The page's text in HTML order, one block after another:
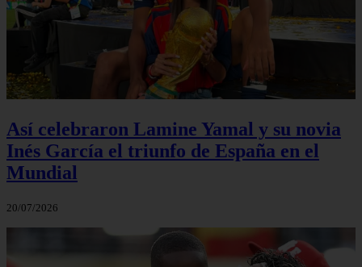
Así celebraron Lamine Yamal y su novia
Inés García el triunfo de España en el
Mundial
20/07/2026